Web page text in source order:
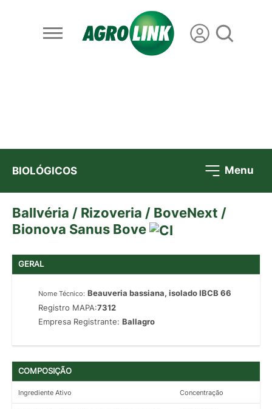
BIOLÓGICOS Menu
Ballvéria / Rizoveria / BoveNext /
Bionova Sanus Bove
GERAL
Nome Técnico: Beauveria bassiana, isolado IBCB 66
Registro MAPA:7312
Empresa Registrante:Ballagro
COMPOSIÇÃO
Ingrediente Ativo Concentração